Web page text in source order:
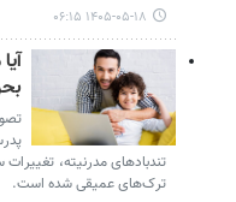
۱۴۰۵-۰۵-۱۸ ۰۶:۱۵
تندبادهای مدرنیته،
ترک‌های عمیقی شده است.